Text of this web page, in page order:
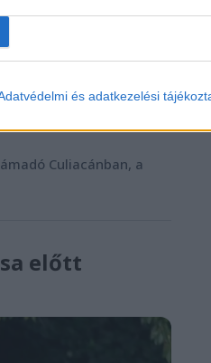
és adatkezelési
Culiacánban, a
előtt